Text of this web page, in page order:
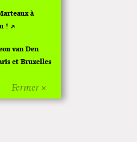
Fermer ×
à
!
van Den
et Bruxelles
2024